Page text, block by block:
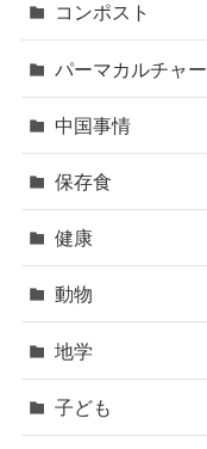
コンポスト
パーマカルチャー
中国事情
保存食
健康
動物
地学
子ども